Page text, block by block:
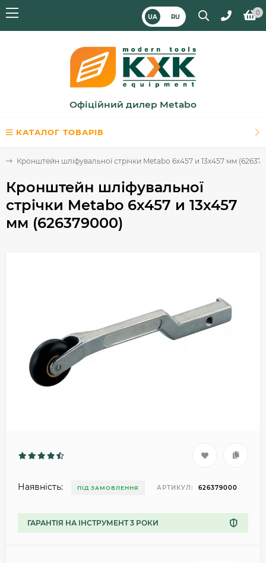
UA RU
0
Офіційний дилер Metabo
КАТАЛОГ ТОВАРІВ
Кронштейн шліфувальної стрічки Metabo 6х457 и 13х457 мм
Кронштейн шліфувальної
стрічки Metabo 6х457 и 13х457
мм (626379000)
Наявність: ПІД ЗАМОВЛЕННЯ АРТИКУЛ: 626379000
ГАРАНТІЯ НА ІНСТРУМЕНТ 3 РОКИ